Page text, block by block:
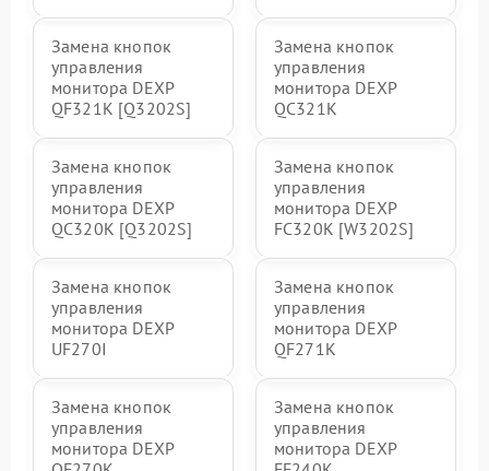
Замена кнопок
управления
монитора DEXP
QF321K [Q3202S]
Замена кнопок
управления
монитора DEXP
QC321K
Замена кнопок
управления
монитора DEXP
QC320K [Q3202S]
Замена кнопок
управления
монитора DEXP
FC320K [W3202S]
Замена кнопок
управления
монитора DEXP
UF270I
Замена кнопок
управления
монитора DEXP
QF271K
Замена кнопок
управления
монитора DEXP
Замена кнопок
управления
монитора DEXP